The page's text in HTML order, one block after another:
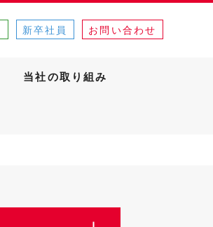
新卒社員 お問い合わせ
当社の取り組み